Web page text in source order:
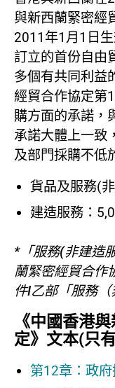
與新西蘭緊密經
2011年1月1日
訂立的首份自由
多個有共同利益
經貿合作協定第
購方面的承諾，
承諾大體上一致
及部門採購不低
貨品及服務(
建造服務：
*「服務(非建造
蘭緊密經貿合作
件I乙部「服務
《中國香港
定》文本(只
第12章：政